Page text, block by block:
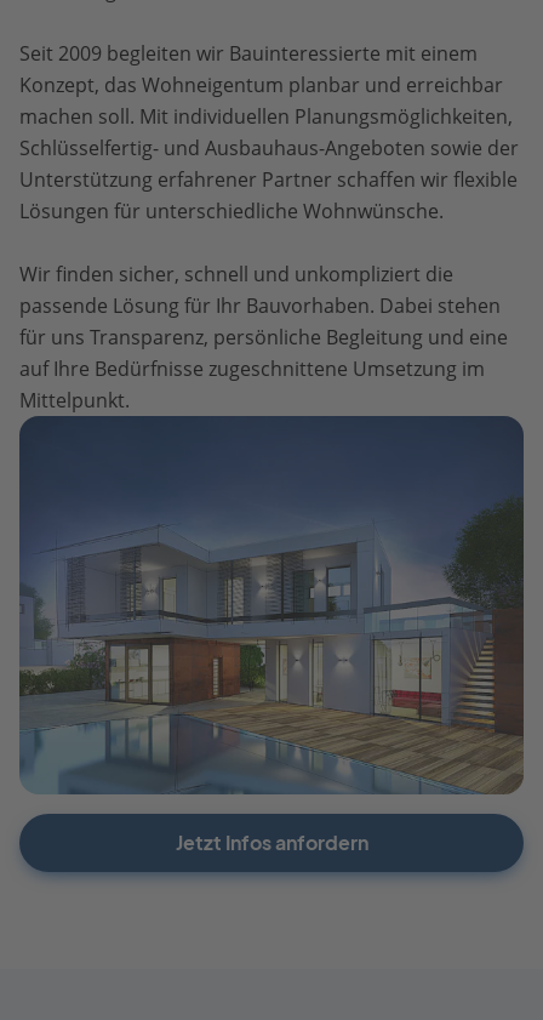
Seit 2009 begleiten wir Bauinteressierte mit einem
Konzept, das Wohneigentum planbar und erreichbar
machen soll. Mit individuellen Planungsmöglichkeiten,
Schlüsselfertig- und Ausbauhaus-Angeboten sowie der
Unterstützung erfahrener Partner schaffen wir flexible
Lösungen für unterschiedliche Wohnwünsche.
Wir finden sicher, schnell und unkompliziert die
passende Lösung für Ihr Bauvorhaben. Dabei stehen
für uns Transparenz, persönliche Begleitung und eine
auf Ihre Bedürfnisse zugeschnittene Umsetzung im
Mittelpunkt.
Jetzt Infos anfordern